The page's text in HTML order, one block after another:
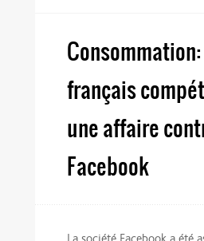
français
une affaire
Facebook